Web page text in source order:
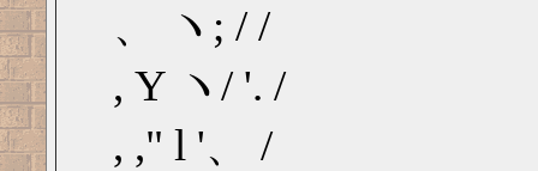
゙、 ヽ; / /
゙, Y ヽ/ '. /
゙, ," l '、 /